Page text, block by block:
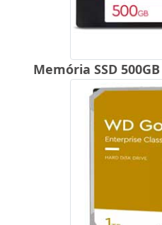
Memória SSD 500GB